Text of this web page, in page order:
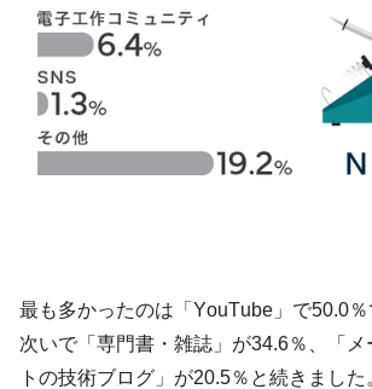
最も多かったのは「YouTube」で50.0％
次いで「専門書・雑誌」が34.6％、「メ
トの技術ブログ」が20.5％と続きました